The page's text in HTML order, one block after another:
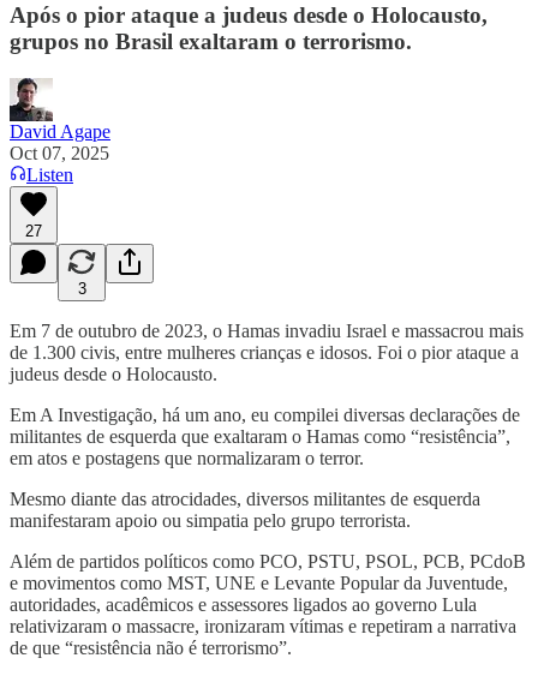
Após o pior ataque a judeus desde o Holocausto,
grupos no Brasil exaltaram o terrorismo.
David Agape
Oct 07, 2025
Listen
27
3
Em 7 de outubro de 2023, o Hamas invadiu Israel e massacrou mais
de 1.300 civis, entre mulheres crianças e idosos. Foi o pior ataque a
judeus desde o Holocausto.
Em A Investigação, há um ano, eu compilei diversas declarações de
militantes de esquerda que exaltaram o Hamas como “resistência”,
em atos e postagens que normalizaram o terror.
Mesmo diante das atrocidades, diversos militantes de esquerda
manifestaram apoio ou simpatia pelo grupo terrorista.
Além de partidos políticos como PCO, PSTU, PSOL, PCB, PCdoB
e movimentos como MST, UNE e Levante Popular da Juventude,
autoridades, acadêmicos e assessores ligados ao governo Lula
relativizaram o massacre, ironizaram vítimas e repetiram a narrativa
de que “resistência não é terrorismo”.